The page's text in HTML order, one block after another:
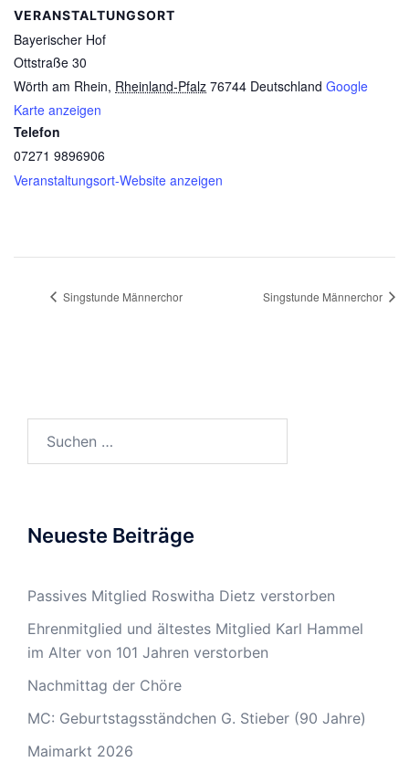
VERANSTALTUNGSORT
Bayerischer Hof
Ottstraße 30
Wörth am Rhein, Rheinland-Pfalz 76744 Deutschland Google
Karte anzeigen
Telefon
07271 9896906
Veranstaltungsort-Website anzeigen
Singstunde Männerchor Singstunde Männerchor
Neueste Beiträge
Passives Mitglied Roswitha Dietz verstorben
Ehrenmitglied und ältestes Mitglied Karl Hammel
im Alter von 101 Jahren verstorben
Nachmittag der Chöre
MC: Geburtstagsständchen G. Stieber (90 Jahre)
Maimarkt 2026